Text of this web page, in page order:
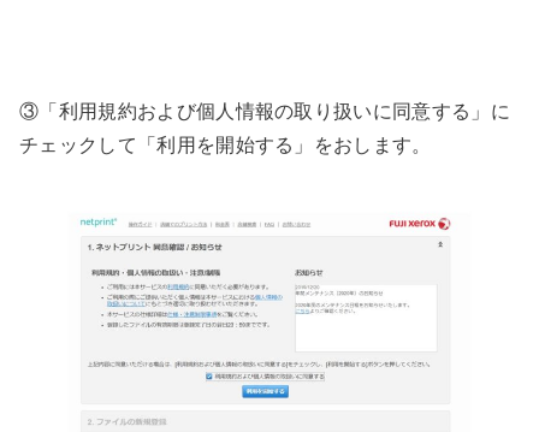
③「利用規約および個人情報の取り扱いに同意する」に
チェックして「利用を開始する」をおします。